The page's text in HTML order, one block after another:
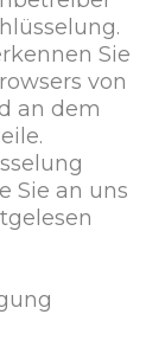
Sie
von
an dem
Sie an uns